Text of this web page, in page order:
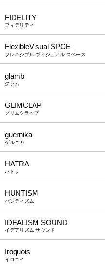
FIDELITY
フィデリティ
FlexibleVisual SPCE
フレキシブル ヴィジュアル スペース
glamb
グラム
GLIMCLAP
グリムクラップ
guernika
ゲルニカ
HATRA
ハトラ
HUNTISM
ハンティズム
IDEALISM SOUND
イデアリズム サウンド
Iroquois
イロコイ